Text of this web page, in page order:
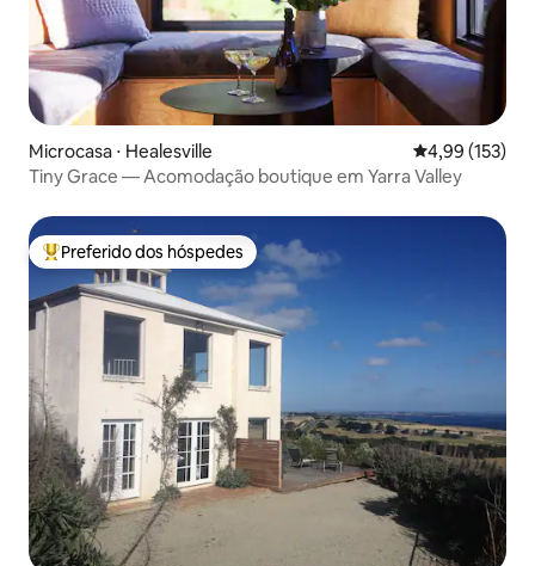
Microcasa ⋅ Healesville 4,99 de uma
4,99 (153)
Tiny Grace — Acomodação boutique em Yarra Valley
Entre os melhores preferidos dos hóspedes
Preferido dos hóspedes